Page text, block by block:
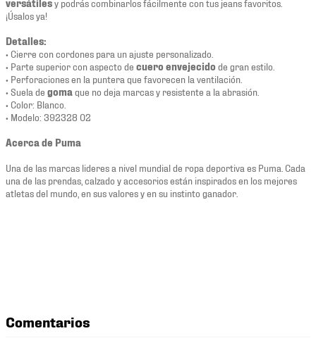
versátilesy podrás combinarlos fácilmente con tus jeans favoritos.
¡Úsalos ya!
Detalles:
• Cierre con cordones para un ajuste personalizado.
• Parte superior con aspecto de cuero envejecido de gran estilo.
• Perforaciones en la puntera que favorecen la ventilación.
• Suela de goma que no deja marcas y resistente a la abrasión.
• Color: Blanco.
• Modelo: 392328 02
Acerca de Puma
Una de las marcas lideres a nivel mundial de ropa deportiva es Puma. Cada
una de las prendas, calzado y accesorios están inspirados en los mejores
atletas del mundo, en sus valores y en su instinto ganador.
Comentarios